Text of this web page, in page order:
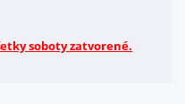
údajov HQ Tools, spol. s r. o.
soboty zatvorené.